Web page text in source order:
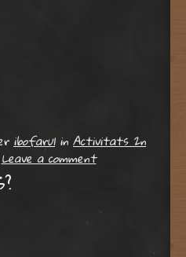
ibofarul in Activitats 2n
Leave a comment